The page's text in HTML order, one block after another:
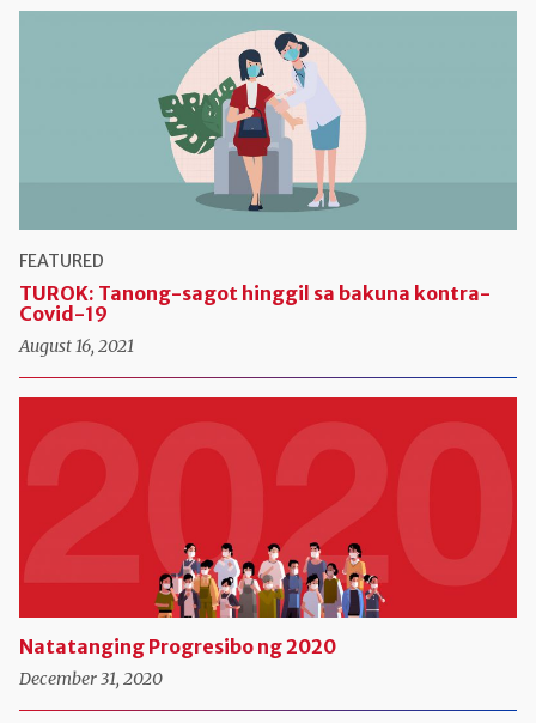
FEATURED
TUROK: Tanong-sagot hinggil sa bakuna kontra-
Covid-19
August 16, 2021
Natatanging Progresibo ng 2020
December 31, 2020